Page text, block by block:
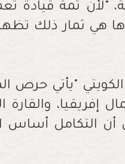
"لأن ثمة قيادة
هي ثمار ذلك
الكويتي "يأتي حرص
إفريقيا، والقارة
أن التكامل أساس